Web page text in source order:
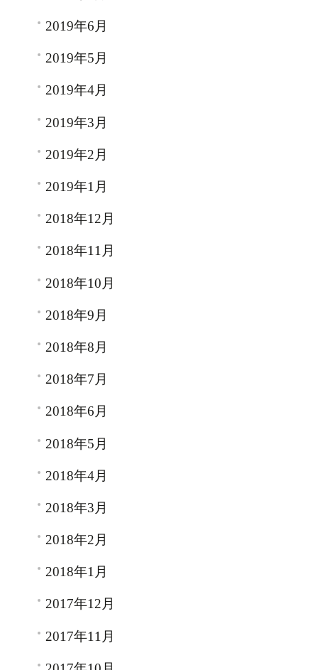
2019年6月
2019年5月
2019年4月
2019年3月
2019年2月
2019年1月
2018年12月
2018年11月
2018年10月
2018年9月
2018年8月
2018年7月
2018年6月
2018年5月
2018年4月
2018年3月
2018年2月
2018年1月
2017年12月
2017年11月